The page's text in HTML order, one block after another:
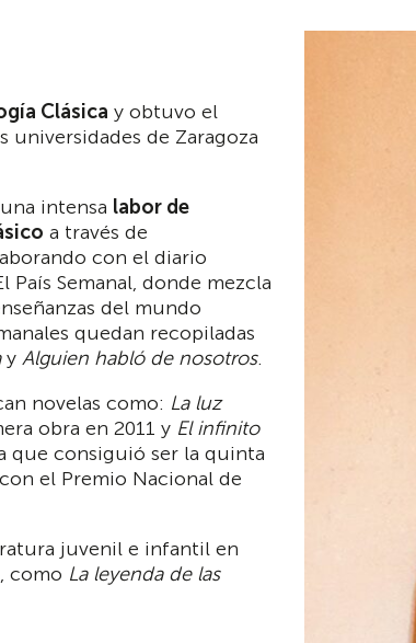
Clásica y obtuvo el
universidades de Zaragoza
intensa labor de
a través de
con el diario
País Semanal, donde mezcla
del mundo
quedan recopiladas
y Alguien habló de nosotros.
novelas como: La luz
obra en 2011 y El infinito
que consiguió ser la quinta
el Premio Nacional de
juvenil e infantil en
como La leyenda de las